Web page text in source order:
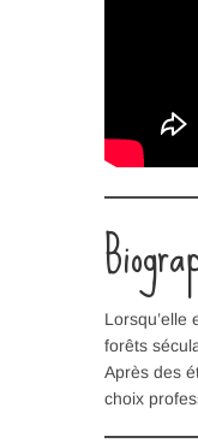
forêts
Après des
choix